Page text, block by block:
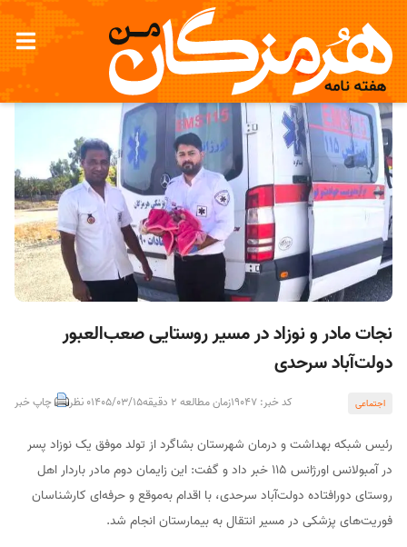
نجات مادر و نوزاد در مسیر روستایی صعب‌العبور
دولت‌آباد سرحدی
اجتماعی کد خبر: 19047 زمان مطالعه 2 دقیقه 1405/03/150 نظر چاپ خبر
رئیس شبکه بهداشت و درمان شهرستان بشاگرد از تولد موفق یک نوزاد پسر
در آمبولانس اورژانس ۱۱۵ خبر داد و گفت: این زایمان دوم مادر باردار اهل
روستای دورافتاده دولت‌آباد سرحدی، با اقدام به‌موقع و حرفه‌ای کارشناسان
فوریت‌های پزشکی در مسیر انتقال به بیمارستان انجام شد.